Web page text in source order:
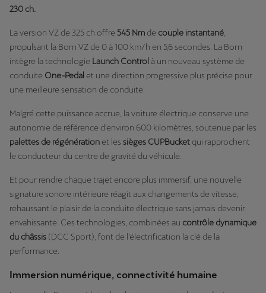
230 ch.
La version VZ de 325 ch offre 545 Nm de couple instantané
propulsant la Born VZ de 0 à 100 km/h en 5,6 secondes. La Born
intègre la technologie Launch Control à un nouveau système de
conduite One-Pedal et une direction progressive plus précise pour
une meilleure sensation de conduite.
Malgré cette puissance accrue, la voiture électrique conserve une
autonomie de référence d’environ 600 kilomètres, soutenue par les
palettes de régénération et les sièges CUPBucket qui rapprochent
le conducteur du centre de gravité du véhicule.
Et pour rendre chaque trajet encore plus immersif, une nouvelle
signature sonore intérieure réagit aux changements de vitesse,
rehaussant le plaisir de la conduite électrique sans jamais devenir
envahissante. Ces technologies, combinées au contrôle dynamique
du châssis (DCC Sport), font de l’électrification la clé de la
performance.
Immersion numérique, connectivité humaine